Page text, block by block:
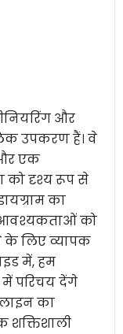
और
उपकरण हैं। वे
और एक
को दृश्य रूप से
का
आवश्यकताओं को
के लिए व्यापक
में, हम
परिचय देंगे
का
शक्तिशाली